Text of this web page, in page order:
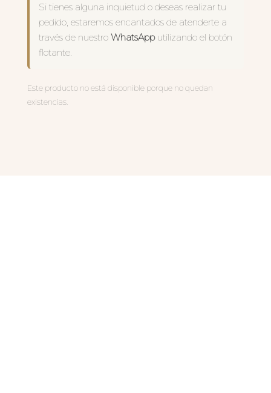
Si tienes alguna inquietud o deseas realizar tu
pedido, estaremos encantados de atenderte a
través de nuestro WhatsApputilizando el botón
flotante.
Este producto no está disponible porque no quedan
existencias.